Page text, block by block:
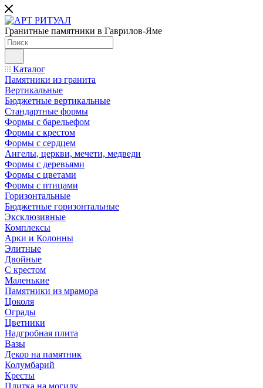
Гранитные памятники в Гаврилов-Яме
Каталог
Памятники из гранита
Вертикальные
Бюджетные вертикальные
Стандартные формы
Формы с барельефом
Формы с крестом
Формы с сердцем
Ангелы, церкви, мечети, медведи
Формы с деревьями
Формы с цветами
Формы с птицами
Горизонтальные
Бюджетные горизонтальные
Эксклюзивные
Комплексы
Арки и Колонны
Элитные
Двойные
С крестом
Маленькие
Памятники из мрамора
Цоколя
Ограды
Цветники
Надгробная плита
Вазы
Декор на памятник
Колумбарий
Кресты
Плитка на могилу